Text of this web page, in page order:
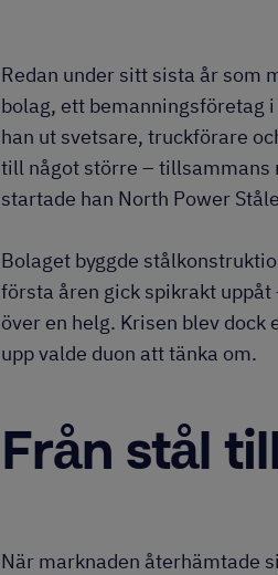
Redan under sitt sista år som
bolag, ett bemanningsföretag
han ut svetsare, truckförare
till något större – tillsammans
startade han North Power
Bolaget byggde
första åren gick spikrakt
över en helg. Krisen blev
upp valde duon att tänka om.
Från stål
När marknaden återhämtade